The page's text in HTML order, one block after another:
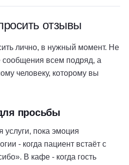
отзывы
лично, в нужный момент. Не
всем подряд, а
человеку, которому вы
просьбы
услуги, пока эмоция
- когда пациент встаёт с
В кафе - когда гость